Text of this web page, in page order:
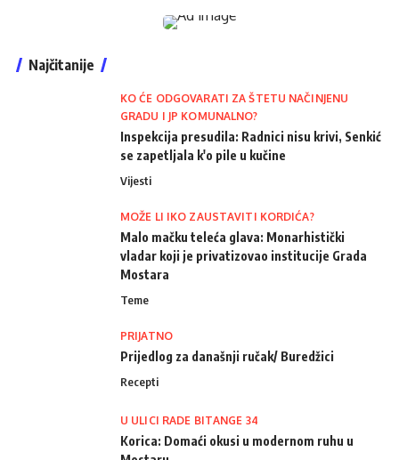
Najčitanije
KO ĆE ODGOVARATI ZA ŠTETU NAČINJENU
GRADU I JP KOMUNALNO?
Inspekcija presudila: Radnici nisu krivi, Senkić
se zapetljala k'o pile u kučine
Vijesti
MOŽE LI IKO ZAUSTAVITI KORDIĆA?
Malo mačku teleća glava: Monarhistički
vladar koji je privatizovao institucije Grada
Mostara
Teme
PRIJATNO
Prijedlog za današnji ručak/ Buredžici
Recepti
U ULICI RADE BITANGE 34
Korica: Domaći okusi u modernom ruhu u